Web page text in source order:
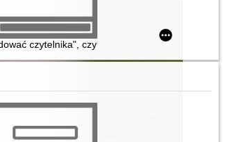
2015czytelnika", czyli o QR kodach w bibliotece